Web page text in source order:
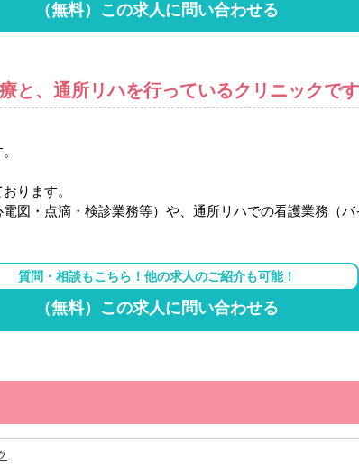
（無料）この求人に問い合わせる
と、通所リハを行っているクリニックです
ります。
図・点滴・検診業務等）や、通所リハでの看護業務（
質問・相談もこちら！他の求人のご紹介も可能！
（無料）この求人に問い合わせる